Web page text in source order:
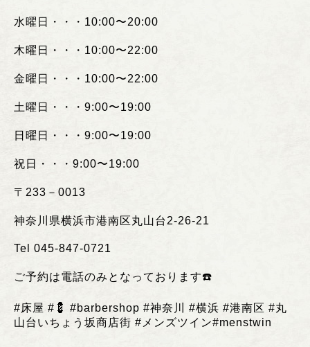
水曜日・・・ 10:00〜20:00
木曜日・・・ 10:00〜22:00
金曜日・・・ 10:00〜22:00
土曜日・・・ 9:00〜19:00
日曜日・・・ 9:00〜19:00
祝日・・・ 9:00〜19:00
〒 233 － 0013
神奈川県横浜市港南区丸山台 2-26-21
Tel 045-847-0721
ご予約は電話のみとなっております☎️
#床屋 #💈 #barbershop #神奈川 #横浜 #港南区 #丸
山台いちょう坂商店街 # メンズツイン#menstwin